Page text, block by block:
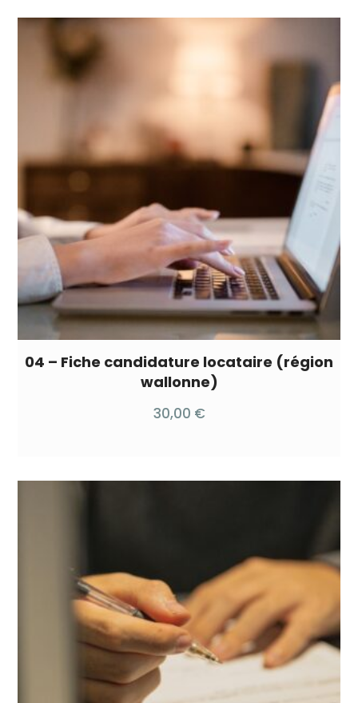
04 – Fiche candidature locataire (région
wallonne)
30,00 €